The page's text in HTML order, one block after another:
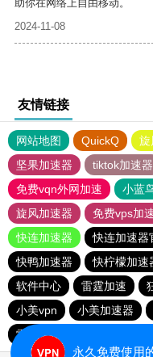
助你在网络上自由移动。
2024-11-08
友情链接
网站地图 QuickQ 旋
坚果加速器
tiktok加速器
免费vqn外网加速
小蓝
旋风加速器
免费vps加
快连加速器
快连加速器
快鸭加速器
快柠檬加速
软件中心
雷霆加速
小美vpn
小美加速器
雷霆加速
永久免费使用